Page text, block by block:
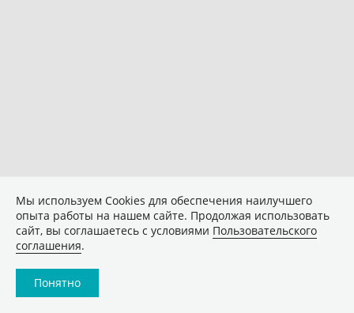
Мы используем Сookies для обеспечения наилучшего
опыта работы на нашем сайте. Продолжая использовать
сайт, вы соглашаетесь с условиями Пользовательского
соглашения.
Понятно